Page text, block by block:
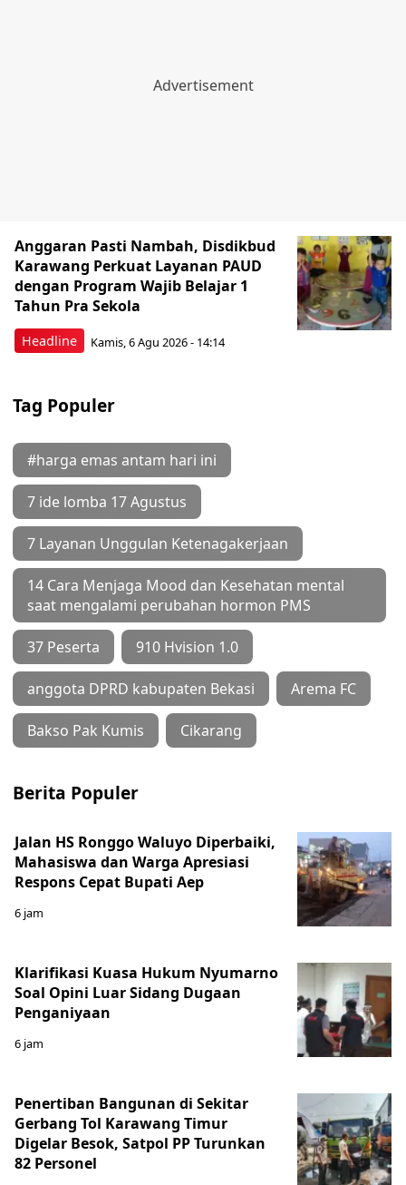
Headline
Anggaran Pasti Nambah, Disdikbud
Karawang Perkuat Layanan PAUD
dengan Program Wajib Belajar 1
Tahun Pra Sekola
Kamis, 6 Agu 2026 - 14:14
Tag Populer
#harga emas antam hari ini
7 ide lomba 17 Agustus
7 Layanan Unggulan Ketenagakerjaan
14 Cara Menjaga Mood dan Kesehatan mental
saat mengalami perubahan hormon PMS
37 Peserta 910 Hvision 1.0
anggota DPRD kabupaten Bekasi Arema FC
Bakso Pak Kumis Cikarang
Berita Populer
Jalan HS Ronggo Waluyo Diperbaiki,
Mahasiswa dan Warga Apresiasi
Respons Cepat Bupati Aep
6 jam
Klarifikasi Kuasa Hukum Nyumarno
Soal Opini Luar Sidang Dugaan
Penganiyaan
6 jam
Penertiban Bangunan di Sekitar
Gerbang Tol Karawang Timur
Digelar Besok, Satpol PP Turunkan
82 Personel